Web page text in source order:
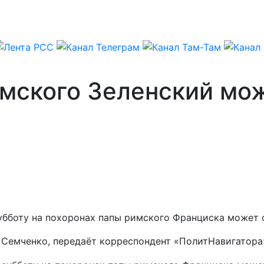
Зеленский
на похоронах папы римского Франциска
передаёт корреспондент